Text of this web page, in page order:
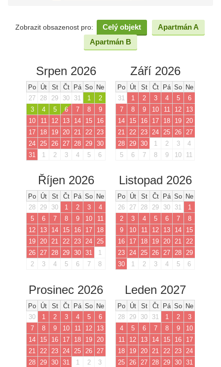
Zobrazit obsazenost pro: Celý objekt
Apartmán A
Apartmán B
Srpen 2026
Po Út St Čt Pá So Ne
27
28 29 30 31 1
2
3
4 5 6 7 8
9
10
11 12 13 14 15
16
17
18 19 20 21 22
23
24
25 26 27 28 29 30
31
1 2 3 4 5 6
Září 2026
Po Út St Čt Pá So Ne
31
1 2 3 4 5
6
7
8 9 10 11 12
13
14
15 16 17 18 19
20
21
22 23 24 25 26
27
28
29 30 1 2 3
4
5
6 7 8 9 10 11
Říjen 2026
Po Út St Čt Pá So Ne
28
29 30 1 2 3
4
5
6 7 8 9 10
11
12
13 14 15 16 17
18
19 20 21 22 23 24 25
26 27 28 29 30 31
1
2
3 4 5 6 7 8
Listopad 2026
Po Út St Čt Pá So Ne
26
27 28 29 30 31
1
2
3 4 5 6 7
8
9
10 11 12 13 14
15
16
17 18 19 20 21 22
23 24 25 26 27 28 29
30
1 2 3 4 5 6
Prosinec 2026
Po Út St Čt Pá So Ne
30
1 2 3 4 5
6
7
8 9 10 11 12
13
14
15 16 17 18 19
20
21
22 23 24 25 26
27
28
29 30 31 1 2
3
Leden 2027
Po Út St Čt Pá So Ne
28
29 30 31 1 2
3
4
5 6 7 8 9
10
11
12 13 14 15 16
17
18
19 20 21 22 23
24
25
26 27 28 29 30 31